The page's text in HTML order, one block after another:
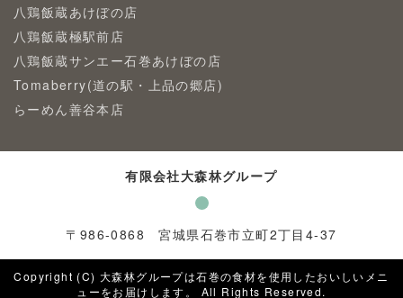
八鶏飯蔵あけぼの店
八鶏飯蔵極駅前店
八鶏飯蔵サンエー石巻あけぼの店
Tomaberry(道の駅・上品の郷店)
らーめん善谷本店
有限会社大森林グループ
〒 986-0868 宮城県石巻市立町2丁目4-37
Copyright (C) 大森林グループは石巻の食材を使用したおいしいメニ
ューをお届けします。 All Rights Reserved.